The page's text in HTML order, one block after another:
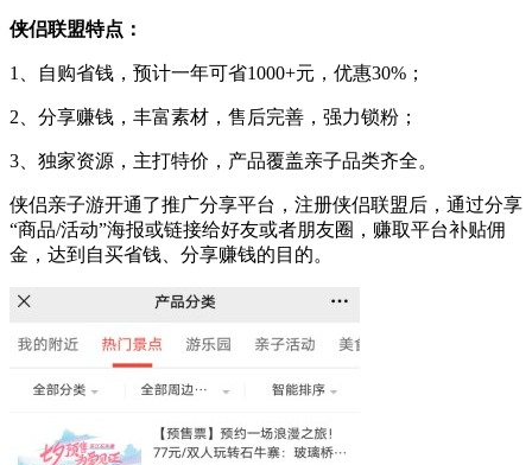
侠侣联盟特点：
1、自购省钱，预计一年可省1000+元，优惠30%；
2、分享赚钱，丰富素材，售后完善，强力锁粉；
3、独家资源，主打特价，产品覆盖亲子品类齐全。
侠侣亲子游开通了推广分享平台，注册侠侣联盟后，通过分享
“商品/活动”海报或链接给好友或者朋友圈，赚取平台补贴佣
金，达到自买省钱、分享赚钱的目的。